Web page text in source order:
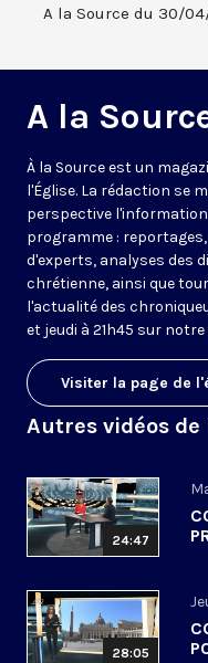
A la Source du 30/
A la
À la Source est un
l'Église. La rédaction se
perspective l'information
programme :
d'experts, analyses des
chrétienne, ainsi que
l'actualité des
et jeudi à 21h45 sur
Visiter la page de
Autres vidéos de
24:47
28:05